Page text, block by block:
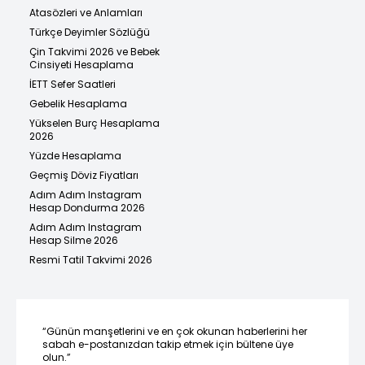
Atasözleri ve Anlamları
Türkçe Deyimler Sözlüğü
Çin Takvimi 2026 ve Bebek
Cinsiyeti Hesaplama
İETT Sefer Saatleri
Gebelik Hesaplama
Yükselen Burç Hesaplama
2026
Yüzde Hesaplama
Geçmiş Döviz Fiyatları
Adım Adım Instagram
Hesap Dondurma 2026
Adım Adım Instagram
Hesap Silme 2026
Resmi Tatil Takvimi 2026
“Günün manşetlerini ve en çok okunan haberlerini her
sabah e-postanızdan takip etmek için bültene üye
olun.”